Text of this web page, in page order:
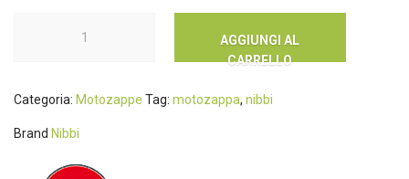
AGGIUNGI AL
CARRELLO
Categoria: Motozappe Tag: motozappa, nibbi
Brand Nibbi